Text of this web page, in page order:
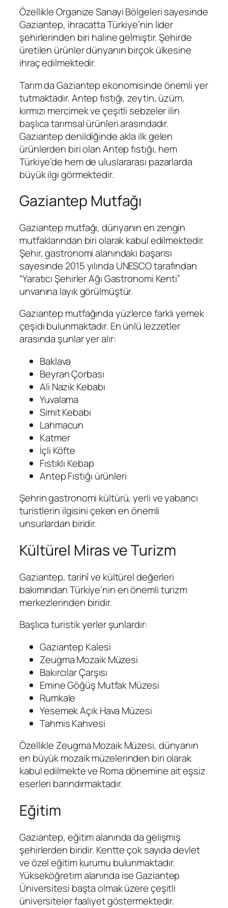
Özellikle Organize Sanayi Bölgeleri sayesinde
Gaziantep, ihracatta Türkiye’nin lider
şehirlerinden biri haline gelmiştir. Şehirde
üretilen ürünler dünyanın birçok ülkesine
ihraç edilmektedir.
Tarım da Gaziantep ekonomisinde önemli yer
tutmaktadır. Antep fıstığı, zeytin, üzüm,
kırmızı mercimek ve çeşitli sebzeler ilin
başlıca tarımsal ürünleri arasındadır.
Gaziantep denildiğinde akla ilk gelen
ürünlerden biri olan Antep fıstığı, hem
Türkiye’de hem de uluslararası pazarlarda
büyük ilgi görmektedir.
Gaziantep Mutfağı
Gaziantep mutfağı, dünyanın en zengin
mutfaklarından biri olarak kabul edilmektedir.
Şehir, gastronomi alanındaki başarısı
sayesinde 2015 yılında UNESCO tarafından
“Yaratıcı Şehirler Ağı Gastronomi Kenti”
unvanına layık görülmüştür.
Gaziantep mutfağında yüzlerce farklı yemek
çeşidi bulunmaktadır. En ünlü lezzetler
arasında şunlar yer alır:
Baklava
Beyran Çorbası
Ali Nazik Kebabı
Yuvalama
Simit Kebabı
Lahmacun
Katmer
İçli Köfte
Fıstıklı Kebap
Antep Fıstığı ürünleri
Şehrin gastronomi kültürü, yerli ve yabancı
turistlerin ilgisini çeken en önemli
unsurlardan biridir.
Kültürel Miras ve Turizm
Gaziantep, tarihî ve kültürel değerleri
bakımından Türkiye’nin en önemli turizm
merkezlerinden biridir.
Başlıca turistik yerler şunlardır:
Gaziantep Kalesi
Zeugma Mozaik Müzesi
Bakırcılar Çarşısı
Emine Göğüş Mutfak Müzesi
Rumkale
Yesemek Açık Hava Müzesi
Tahmis Kahvesi
Özellikle Zeugma Mozaik Müzesi, dünyanın
en büyük mozaik müzelerinden biri olarak
kabul edilmekte ve Roma dönemine ait eşsiz
eserleri barındırmaktadır.
Eğitim
Gaziantep, eğitim alanında da gelişmiş
şehirlerden biridir. Kentte çok sayıda devlet
ve özel eğitim kurumu bulunmaktadır.
Yükseköğretim alanında ise Gaziantep
Üniversitesi başta olmak üzere çeşitli
üniversiteler faaliyet göstermektedir.